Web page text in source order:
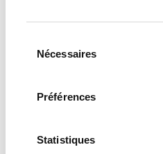
Nécessaires
Préférences
Statistiques